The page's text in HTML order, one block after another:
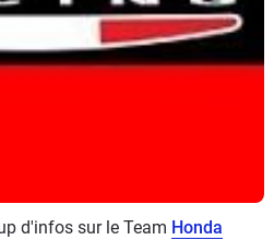
d'infos sur le Team Honda